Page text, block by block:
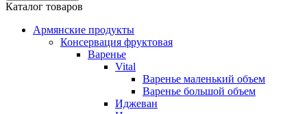
Каталог товаров
Армянские продукты
Консервация фруктовая
Варенье
Vital
Варенье маленький объем
Варенье большой объем
Иджеван